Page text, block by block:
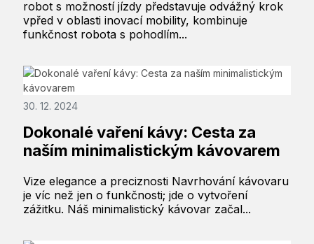
robot s možností jízdy představuje odvážný krok
vpřed v oblasti inovací mobility, kombinuje
funkčnost robota s pohodlím...
30. 12. 2024
Dokonalé vaření kávy: Cesta za
naším minimalistickým kávovarem
Vize elegance a preciznosti Navrhování kávovaru
je víc než jen o funkčnosti; jde o vytvoření
zážitku. Náš minimalistický kávovar začal...